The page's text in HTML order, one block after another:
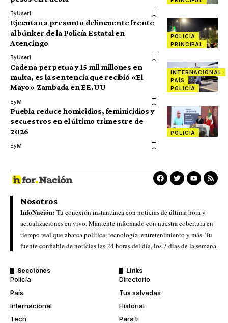
ByUser1
POLICÍA
PRINCIPAL
Ejecutan a presunto delincuente frente
al búnker de la Policía Estatal en
Atencingo
ByUser1
INTERNACIONAL
PAÍS
POLICÍA
Cadena perpetua y 15 mil millones en
multa, es la sentencia que recibió «El
Mayo» Zambada en EE.UU
ByM
POLICÍA
Puebla reduce homicidios, feminicidios y
secuestros en el último trimestre de
2026
ByM
Nosotros
InfoNación: Tu conexión instantánea con noticias de última hora y
actualizaciones en vivo. Mantente informado con nuestra cobertura en
tiempo real que abarca política, tecnología, entretenimiento y más. Tu
fuente confiable de noticias las 24 horas del día, los 7 días de la semana.
Secciones
Policía
País
Internacional
Tech
Links
Directorio
Tus salvadas
Historial
Para ti